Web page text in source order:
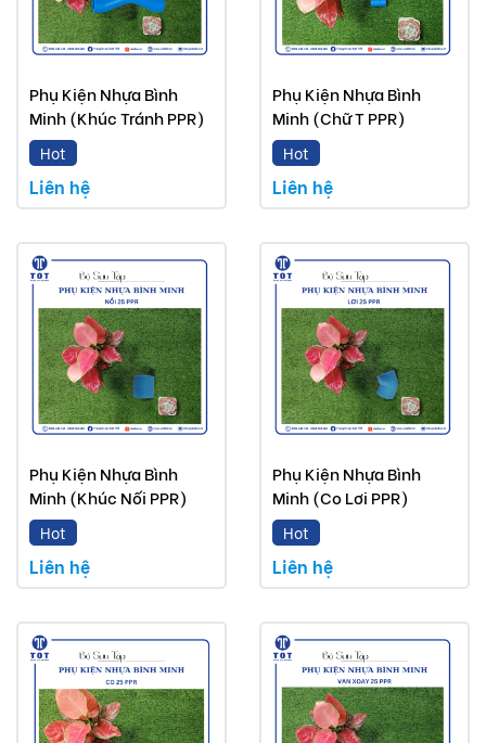
Phụ Kiện Nhựa Bình
Minh (Khúc Tránh PPR)
Hot
Liên hệ
Phụ Kiện Nhựa Bình
Minh (Chữ T PPR)
Hot
Liên hệ
Phụ Kiện Nhựa Bình
Minh (Khúc Nối PPR)
Hot
Liên hệ
Phụ Kiện Nhựa Bình
Minh (Co Lơi PPR)
Hot
Liên hệ